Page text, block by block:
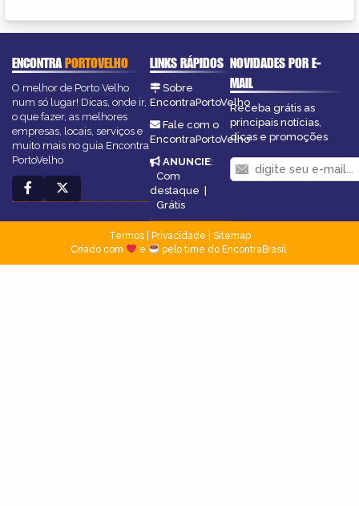
ENCONTRAPORTOVELHO
O melhor de Porto Velho
num só lugar! Dicas, onde ir,
o que fazer, as melhores
empresas, locais, serviços e
muito mais no guia Encontra
PortoVelho
LINKS RÁPIDOS
Sobre
EncontraPortoVelho
Fale com o
EncontraPortoVelho
ANUNCIE:
Com
destaque
Grátis
NOVIDADES POR E-
MAIL
Receba grátis as
principais notícias,
dicas e promoções
Termos| Privacidade
Sitemap
Criado com
e pelo time do EncontraBrasil